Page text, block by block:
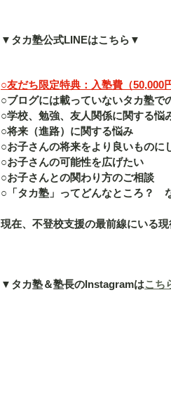
▼タカ塾公式LINEはこちら▼
○友だち限定特典：入塾費（50,000
○ブログには載っていないタカ塾で
○学校、勉強、友人関係に関する悩
○将来（進路）に関する悩み
○お子さんの将来をより良いものに
○お子さんの可能性を広げたい
○お子さんとの関わり方のご相談
○「タカ塾」ってどんなところ？　
現在、不登校支援の最前線にいる
▼タカ塾＆塾長のInstagramはこち